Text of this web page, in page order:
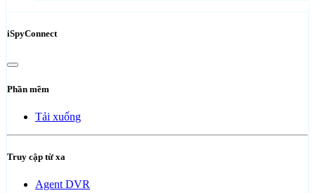
iSpyConnect
Phần mềm
Tải xuống
Truy cập từ xa
Agent DVR